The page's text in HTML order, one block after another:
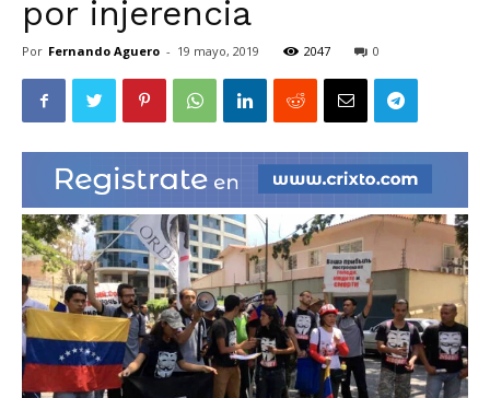
hoy
|
Ultima
Hora
por injerencia
Por Fernando Aguero - 19 mayo, 2019 2047 0